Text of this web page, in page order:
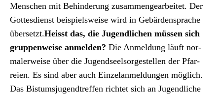
Men­schen mit Behin­derung zusam­mengear­beit­et. Der
Gottes­di­enst beispiel­sweise wird in Gebär­den­sprache
über­set­zt.Heisst das, die Jugendlichen müssen sich
grup­pen­weise anmelden? Die Anmel­dung läuft nor­
maler­weise über die Jugend­seel­sorgestellen der Pfar­
reien. Es sind aber auch Einze­lan­mel­dun­gen möglich.
Das Bis­tum­sju­gendtr­e­f­fen richtet sich an Jugendliche